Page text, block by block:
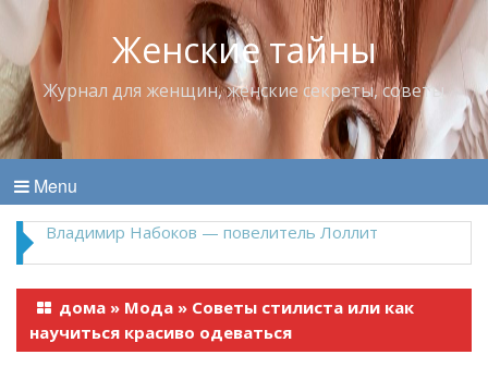
Женские тайны
Журнал для женщин, женские секреты, советы
Menu
Владимир Набоков — повелитель Лоллит
дома » Мода » Советы стилиста или как
научиться красиво одеваться